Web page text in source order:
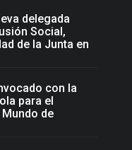
delegada
Social,
de la Junta en
con la
para el
de